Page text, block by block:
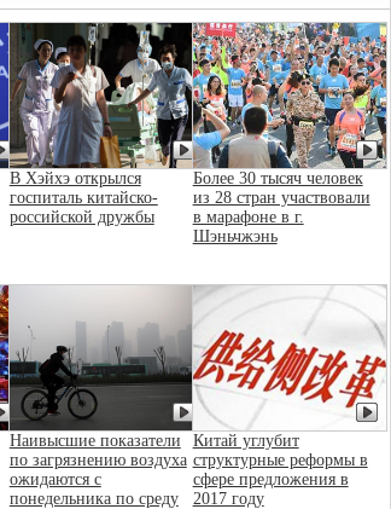
В Хэйхэ открылся
госпиталь китайско-
российской дружбы
Более 30 тысяч человек
из 28 стран участвовали
в марафоне в г.
Шэньчжэнь
Наивысшие показатели
по загрязнению воздуха
ожидаются с
понедельника по среду
Китай углубит
структурные реформы в
сфере предложения в
2017 году